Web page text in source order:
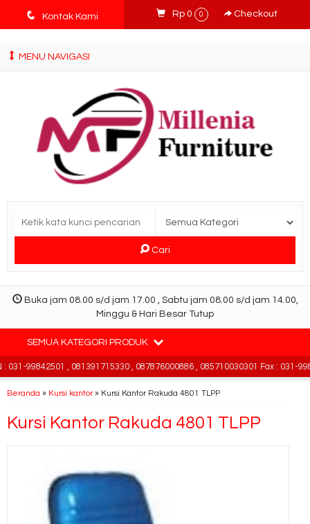
tv3ISbyqwvMDypa7aIfj2FUlPKawe7X5fX5v6wsT4Ns
q Kontak Kami Rp 0 0 Checkout
MENU NAVIGASI
Cari
Buka jam 08.00 s/d jam 17.00 , Sabtu jam 08.00 s/d jam 14.00,
Minggu & Hari Besar Tutup
SEMUA KATEGORI PRODUK
99842501 , 081391715330 , 087876000886 , 085710030301 Fax : 031-
Beranda » Kursi kantor» Kursi Kantor Rakuda 4801 TLPP
Kursi Kantor Rakuda 4801 TLPP